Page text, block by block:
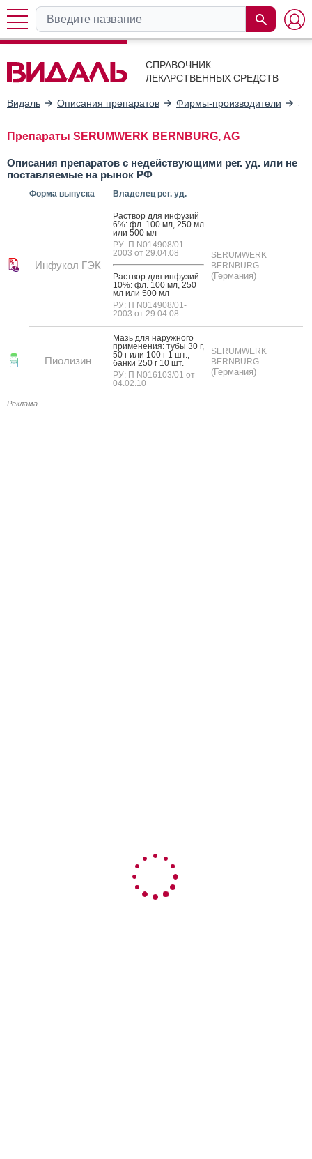
СПРАВОЧНИК
ЛЕКАРСТВЕННЫХ СРЕДСТВ
Видаль Описания препаратов Фирмы-производители
Препараты SERUMWERK BERNBURG, AG
Описания препаратов с недействующими рег. уд. или не
поставляемые на рынок РФ
Форма выпуска Владелец рег. уд.
Инфукол ГЭК
Рас­твор для ин­фу­зий
6%: фл. 100 мл, 250 мл
или 500 мл
РУ: П N014908/01-
2003 от 29.04.08
Рас­твор для ин­фу­зий
10%: фл. 100 мл, 250
мл или 500 мл
РУ: П N014908/01-
2003 от 29.04.08
SERUMWERK
BERNBURG
(Германия)
Пиолизин
Мазь для на­руж­но­го
при­мене­ния: ту­бы 30 г,
50 г или 100 г 1 шт.;
бан­ки 250 г 10 шт.
РУ: П N016103/01 от
04.02.10
SERUMWERK
BERNBURG
(Германия)
Реклама